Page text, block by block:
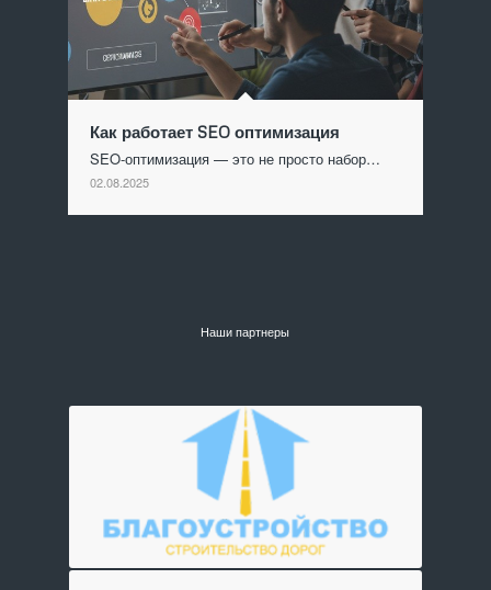
Как работает SEO оптимизация
SEO-оптимизация — это не просто набор…
02.08.2025
Наши партнеры